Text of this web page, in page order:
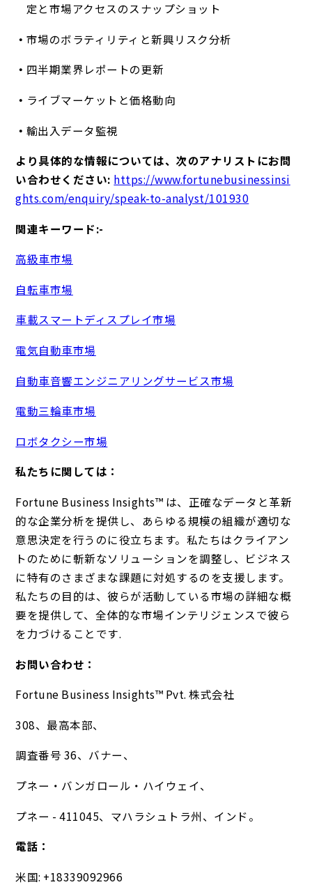
定と市場アクセスのスナップショット
市場のボラティリティと新興リスク分析
四半期業界レポートの更新
ライブマーケットと価格動向
輸出入データ監視
より具体的な情報については、次のアナリストにお問
い合わせください: https://www.fortunebusinessinsi
ghts.com/enquiry/speak-to-analyst/101930
関連キーワード:-
高級車市場
自転車市場
車載スマートディスプレイ市場
電気自動車市場
自動車音響エンジニアリングサービス市場
電動三輪車市場
ロボタクシー市場
私たちに関しては：
Fortune Business Insights™ は、正確なデータと革新
的な企業分析を提供し、あらゆる規模の組織が適切な
意思決定を行うのに役立ちます。私たちはクライアン
トのために斬新なソリューションを調整し、ビジネス
に特有のさまざまな課題に対処するのを支援します。
私たちの目的は、彼らが活動している市場の詳細な概
要を提供して、全体的な市場インテリジェンスで彼ら
を力づけることです.
お問い合わせ：
Fortune Business Insights™ Pvt. 株式会社
308、最高本部、
調査番号 36、バナー、
プネー・バンガロール・ハイウェイ、
プネー - 411045、マハラシュトラ州、インド。
電話：
米国: +18339092966